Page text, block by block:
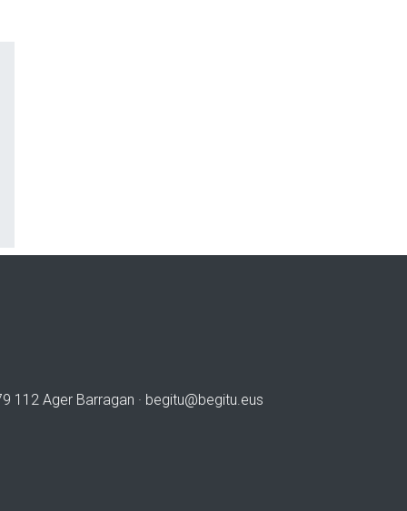
112 Ager Barragan · begitu@begitu.eus